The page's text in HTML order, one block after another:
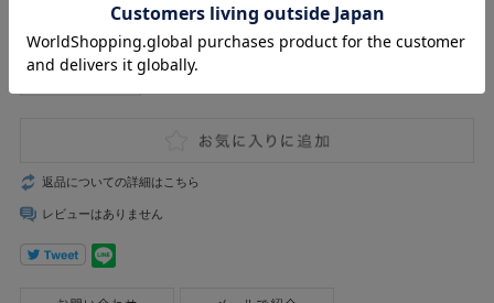
返品についての詳細はこちら
レビューはありません